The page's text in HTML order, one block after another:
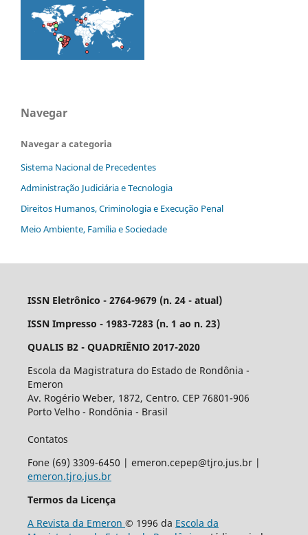
Navegar
Navegar a categoria
Sistema Nacional de Precedentes
Administração Judiciária e Tecnologia
Direitos Humanos, Criminologia e Execução Penal
Meio Ambiente, Família e Sociedade
ISSN Eletrônico - 2764-9679 (n. 24 - atual)
ISSN Impresso - 1983-7283 (n. 1 ao n. 23)
QUALIS B2 - QUADRIÊNIO 2017-2020
Escola da Magistratura do Estado de Rondônia -
Emeron
Av. Rogério Weber, 1872, Centro. CEP 76801-906
Porto Velho - Rondônia - Brasil
Contatos
Fone (69) 3309-6450 | emeron.cepep@tjro.jus.br |
emeron.tjro.jus.br
Termos da Licença
A Revista da Emeron © 1996 da Escola da